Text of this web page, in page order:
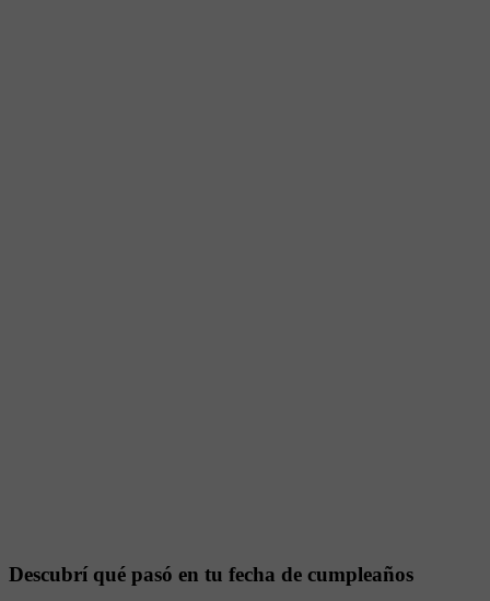
Descubrí qué pasó en tu fecha de cumpleaños